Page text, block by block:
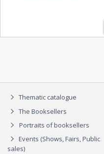
Thematic catalogue
The Booksellers
Portraits of booksellers
Events (Shows, Fairs, Public
sales)